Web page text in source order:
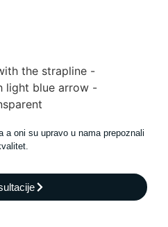
a oni su upravo u nama prepoznali